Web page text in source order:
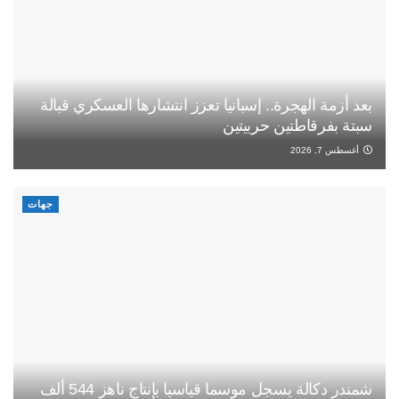
بعد أزمة الهجرة.. إسبانيا تعزز انتشارها العسكري قبالة
سبتة بفرقاطتين حربيتين
أغسطس 7, 2026
جهات
شمندر دكالة يسجل موسما قياسيا بإنتاج ناهز 544 ألف